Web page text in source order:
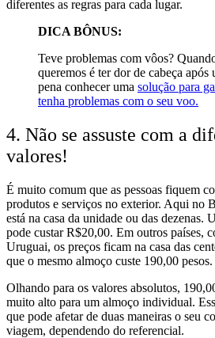
diferentes as regras para cada lugar.
DICA BÔNUS:
Teve problemas com vôos?
queremos é ter dor de cabeça após
pena conhecer uma solução para
tenha problemas com o seu voo.
4. Não se assuste com a
valores!
É muito comum que as pessoas fiquem
produtos e serviços no exterior. Aqui no
está na casa da unidade ou das dezenas.
pode custar R$20,00. Em outros países,
Uruguai, os preços ficam na casa das
que o mesmo almoço custe 190,00 pesos.
Olhando para os valores absolutos,
muito alto para um almoço individual.
que pode afetar de duas maneiras o seu
viagem, dependendo do referencial.